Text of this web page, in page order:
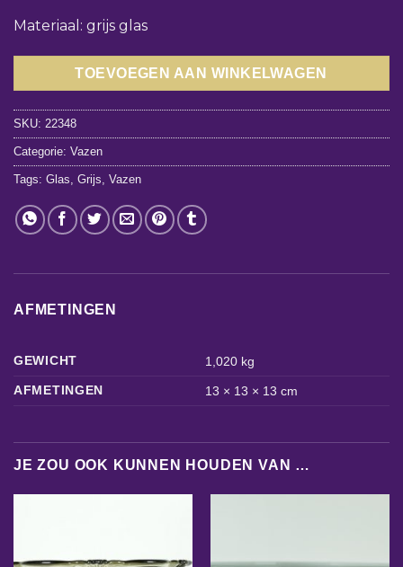
Materiaal: grijs glas
TOEVOEGEN AAN WINKELWAGEN
SKU: 22348
Categorie: Vazen
Tags: Glas Grijs Vazen
AFMETINGEN
GEWICHT
1,020 kg
AFMETINGEN
13 × 13 × 13 cm
JE ZOU OOK KUNNEN HOUDEN VAN …